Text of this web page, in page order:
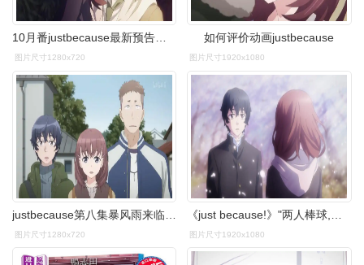
图片尺寸1280x720
如何评价动画justbecause
图片尺寸1920x1080
图片尺寸1280x720 图片尺寸1920x1080